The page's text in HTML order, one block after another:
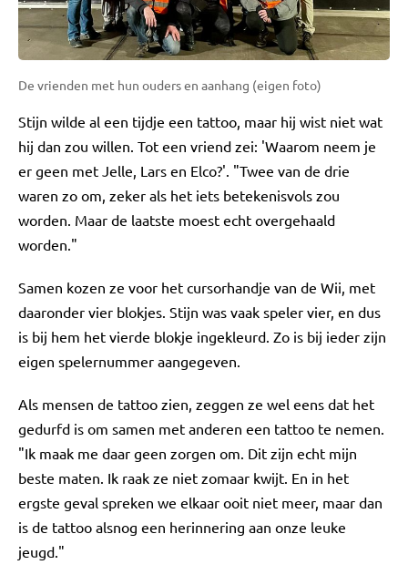
De vrienden met hun ouders en aanhang (eigen foto)
Stijn wilde al een tijdje een tattoo, maar hij wist niet wat
hij dan zou willen. Tot een vriend zei: 'Waarom neem je
er geen met Jelle, Lars en Elco?'. "Twee van de drie
waren zo om, zeker als het iets betekenisvols zou
worden. Maar de laatste moest echt overgehaald
worden."
Samen kozen ze voor het cursorhandje van de Wii, met
daaronder vier blokjes. Stijn was vaak speler vier, en dus
is bij hem het vierde blokje ingekleurd. Zo is bij ieder zijn
eigen spelernummer aangegeven.
Als mensen de tattoo zien, zeggen ze wel eens dat het
gedurfd is om samen met anderen een tattoo te nemen.
"Ik maak me daar geen zorgen om. Dit zijn echt mijn
beste maten. Ik raak ze niet zomaar kwijt. En in het
ergste geval spreken we elkaar ooit niet meer, maar dan
is de tattoo alsnog een herinnering aan onze leuke
jeugd."